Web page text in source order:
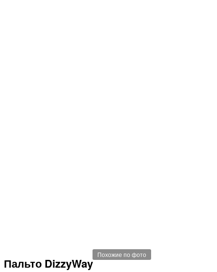
Похожие по фото
Пальто DizzyWay